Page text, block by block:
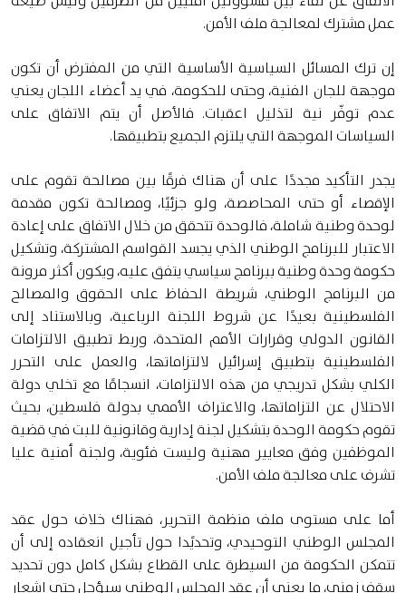
عمل مشترك لمعالجة ملف الأمن.
إن ترك المسائل السياسية الأساسية التي من المفترض أن تكون
موجهة للجان الفنية، وحتى للحكومة، في يد أعضاء اللجان يعني
عدم توفّر نية لتذليل اعقبات. فالأصل أن يتم الاتفاق على
السياسات الموجهة التي يلتزم الجميع بتطبيقها.
يجدر التأكيد مجددًا على أن هناك فرقًا بين مصالحة تقوم على
الإقصاء أو حتى المحاصصة، ولو جزئيًا، ومصالحة تكون مقدمة
لوحدة وطنية شاملة، فالوحدة تتحقق من خلال الاتفاق على إعادة
الاعتبار للبرنامج الوطني الذي يجسد القواسم المشتركة، وتشكيل
حكومة وحدة وطنية ببرنامج سياسي يتفق عليه، ويكون أكثر مرونة
من البرنامج الوطني، شريطة الحفاظ على الحقوق والمصالح
الفلسطينية بعيدًا عن شروط اللجنة الرباعية، وبالاستناد إلى
القانون الدولي وقرارات الأمم المتحدة، وربط تطبيق الالتزامات
الفلسطينية بتطبيق إسرائيل لالتزاماتها، والعمل على التحرر
الكلي بشكل تدريجي من هذه الالتزامات، انسجامًا مع تخلي دولة
الاحتلال عن التزاماتها، والاعتراف الأممي بدولة فلسطين، بحيث
تقوم حكومة الوحدة بتشكيل لجنة إدارية وقانونية للبت في قضية
الموظفين وفق معايير مهنية وليست فئوية، ولجنة أمنية عليا
تشرف على معالجة ملف الأمن.
أما على مستوى ملف منظمة التحرير، فهناك خلاف حول عقد
المجلس الوطني التوحيدي، وتحديًدا حول تأجيل انعقاده إلى أن
تتمكن الحكومة من السيطرة على القطاع بشكل كامل دون تحديد
سقف زمني، ما يعني أن عقد المجلس الوطني سيؤجل حتى إشعار